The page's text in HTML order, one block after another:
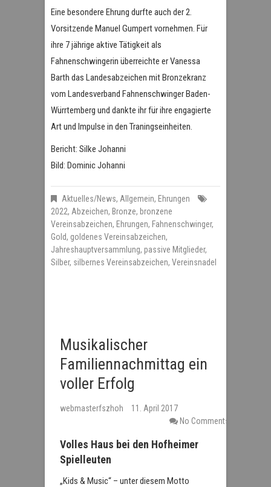
Eine besondere Ehrung durfte auch der 2.
Vorsitzende Manuel Gumpert vornehmen. Für
ihre 7 jährige aktive Tätigkeit als
Fahnenschwingerin überreichte er Vanessa
Barth das Landesabzeichen mit Bronzekranz
vom Landesverband Fahnenschwinger Baden-
Würrtemberg und dankte ihr für ihre engagierte
Art und Impulse in den Traningseinheiten.
Bericht: Silke Johanni
Bild: Dominic Johanni
Aktuelles/News, Allgemein, Ehrungen
2022, Abzeichen, Bronze, bronzene
Vereinsabzeichen, Ehrungen, Fahnenschwinger,
Gold, goldenes Vereinsabzeichen,
Jahreshauptversammlung, passive Mitglieder,
Silber, silbernes Vereinsabzeichen, Vereinsnadel
Musikalischer
Familiennachmittag ein
voller Erfolg
webmasterfszhoh
11. April 2017
No Comments
Volles Haus bei den Hofheimer
Spielleuten
„Kids & Music“ – unter diesem Motto